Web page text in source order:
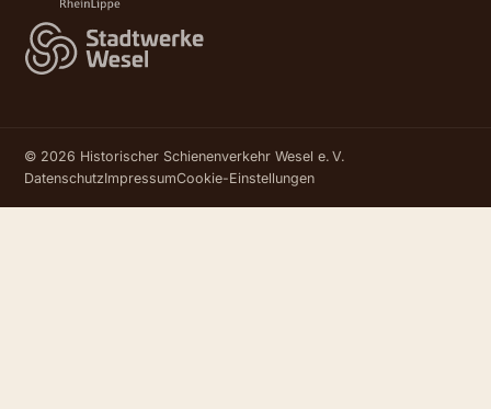
© 2026 Historischer Schienenverkehr Wesel e. V.
DatenschutzImpressumCookie-Einstellungen